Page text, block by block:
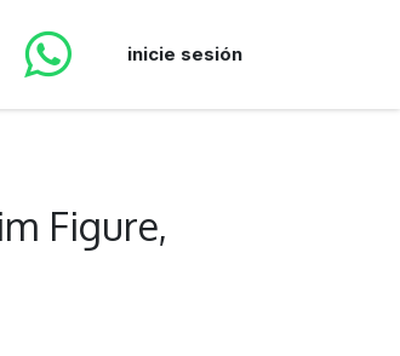
inicie sesión
Figure,